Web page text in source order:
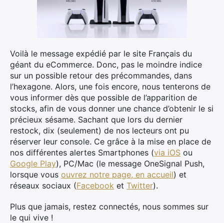
Voilà le message expédié par le site Français du
géant du eCommerce. Donc, pas le moindre indice
sur un possible retour des précommandes, dans
l’hexagone. Alors, une fois encore, nous tenterons de
vous informer dès que possible de l’apparition de
stocks, afin de vous donner une chance d’obtenir le si
précieux sésame. Sachant que lors du dernier
restock, dix (seulement) de nos lecteurs ont pu
réserver leur console. Ce grâce à la mise en place de
nos différentes alertes Smartphones (via iOS ou
Google Play), PC/Mac (le message OneSignal Push,
lorsque vous ouvrez notre page, en accueil) et
réseaux sociaux (Facebook et Twitter).
Plus que jamais, restez connectés, nous sommes sur
le qui vive !
×
: